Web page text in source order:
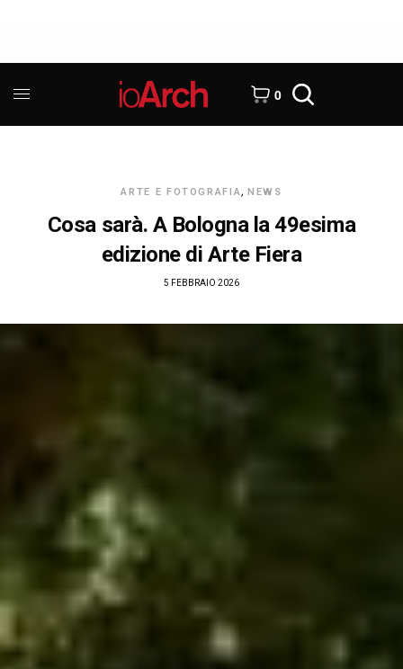
0
ARTE E FOTOGRAFIA, NEWS
Cosa sarà. A Bologna la 49esima
edizione di Arte Fiera
5 FEBBRAIO 2026